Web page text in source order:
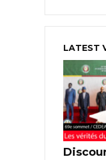
LATEST